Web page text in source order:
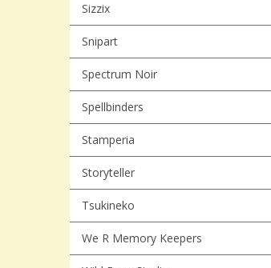
Sizzix
Snipart
Spectrum Noir
Spellbinders
Stamperia
Storyteller
Tsukineko
We R Memory Keepers